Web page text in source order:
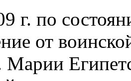
г. по
от
Марии